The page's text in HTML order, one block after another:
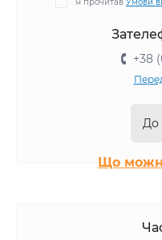
+38
До
Що